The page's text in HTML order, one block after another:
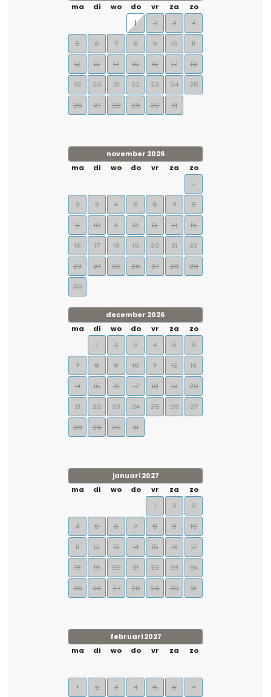
ma
di wo do vr za
zo
1
2 3 4
5 6 7 8 9 10 11
12 13 14 15 16 17 18
19 20 21 22 23 24 25
26 27 28 29 30 31
november 2026
ma
di wo do vr za
zo
1
2 3 4 5 6 7 8
9 10 11 12 13 14 15
16 17 18 19 20 21 22
23 24 25 26 27 28 29
30
december 2026
ma
di wo do vr za
zo
1
2 3 4 5 6
7 8 9 10 11 12 13
14 15 16 17 18 19 20
21 22 23 24 25 26 27
28 29 30 31
januari 2027
ma
di wo do vr za
zo
1
2 3
4 5 6 7 8 9 10
11 12 13 14 15 16 17
18 19 20 21 22 23 24
25 26 27 28 29 30 31
februari 2027
ma
di wo do vr za zo
1 2 3 4 5 6 7